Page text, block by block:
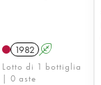
1982 A
Lotto di 1 bottiglia
| 0 aste